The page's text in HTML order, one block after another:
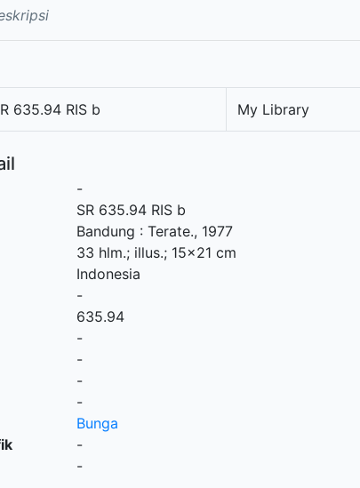
635.94 RIS b My Library
-
SR 635.94 RIS b
Bandung : Terate., 1977
33 hlm.; illus.; 15x21 cm
Indonesia
-
635.94
-
-
-
-
Bunga
-
-